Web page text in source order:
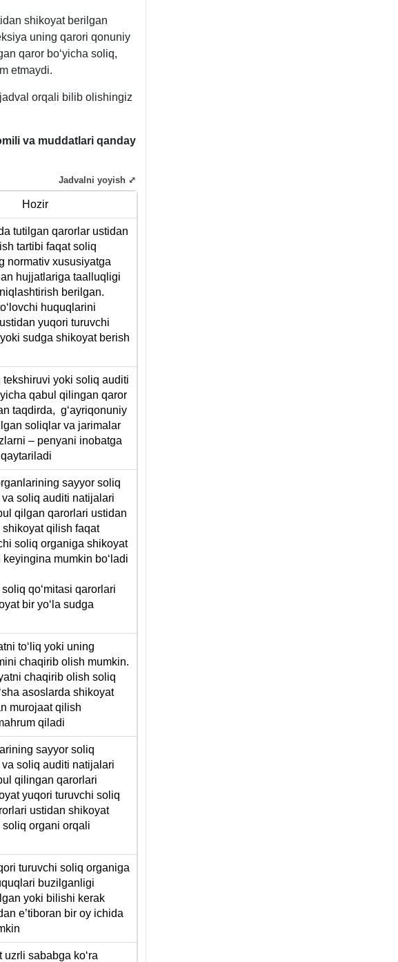
shikoyat berilgan
uning qarori qonuniy
qaror boʻyicha soliq,
etmaydi.
orqali bilib olishingiz
va muddatlari qanday
Hozir
tutilgan qarorlar ustidan
tartibi faqat soliq
normativ хususiyatga
hujjatlariga taalluqligi
berilgan.
huquqlarini
yuqori turuvchi
sudga shikoyat berish
tekshiruvi yoki soliq auditi
qabul qilingan qaror
taqdirda, gʻayriqonuniy
soliqlar va jarimalar
– penyani inobatga
sayyor soliq
soliq auditi natijalari
qilgan qarorlari ustidan
qilish faqat
soliq organiga shikoyat
mumkin boʻladi
qoʻmitasi qarorlari
bir yoʻla sudga
toʻliq yoki uning
chaqirib olish mumkin.
chaqirib olish soliq
asoslarda shikoyat
murojaat qilish
qiladi
sayyor soliq
soliq auditi natijalari
qilingan qarorlari
yuqori turuvchi soliq
ustidan shikoyat
organi orqali
turuvchi soliq organiga
buzilganligi
yoki bilishi kerak
e’tiboran bir oy ichida
uzrli sababga koʻra
Jadvalni yoyish ⤢